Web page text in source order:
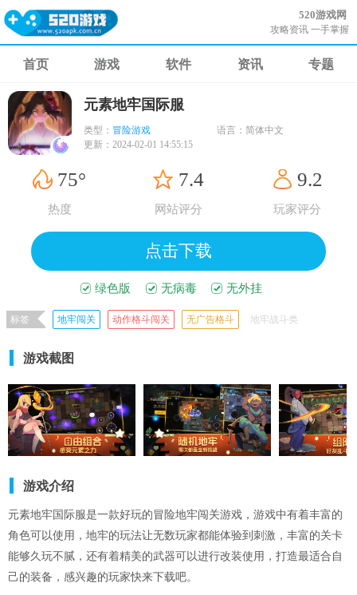
520游戏网
攻略资讯 一手掌握
首页 游戏 软件 资讯 专题
元素地牢国际服
类型： 冒险游戏 语言： 简体中文
更新： 2024-02-01 14:55:15
75°
热度
7.4
网站评分
9.2
玩家评分
点击下载
绿色版 无病毒 无外挂
标签 地牢闯关 动作格斗闯关 无广告格斗 地牢战斗类
游戏截图
游戏介绍
元素地牢国际服是一款好玩的冒险地牢闯关游戏，游戏中有着丰富的
角色可以使用，地牢的玩法让无数玩家都能体验到刺激，丰富的关卡
能够久玩不腻，还有着精美的武器可以进行改装使用，打造最适合自
己的装备，感兴趣的玩家快来下载吧。